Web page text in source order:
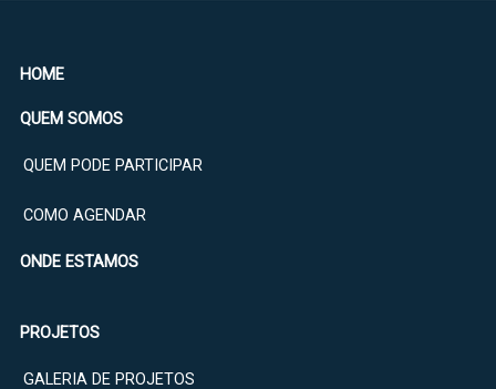
HOME
QUEM SOMOS
QUEM PODE PARTICIPAR
COMO AGENDAR
ONDE ESTAMOS
PROJETOS
GALERIA DE PROJETOS